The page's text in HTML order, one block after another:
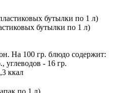
бутылки по 1 л)
На 100 гр. блюдо содержит:
углеводов - 16 гр.
ккал